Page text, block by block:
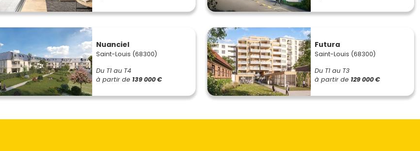
Nuanciel
Saint-Louis (68300)
Du T1 au T4
à partir de 139 000 €
Futura
Saint-Louis (68300)
Du T1 au T3
à partir de 129 000 €